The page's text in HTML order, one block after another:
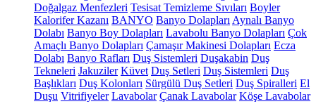
Doğalgaz Menfezleri Tesisat Temizleme Sıvıları Boyler
Kalorifer Kazanı BANYO Banyo Dolapları Aynalı Banyo
Dolabı Banyo Boy Dolapları Lavabolu Banyo Dolapları Çok
Amaçlı Banyo Dolapları Çamaşır Makinesi Dolapları Ecza
Dolabı Banyo Rafları Duş Sistemleri Duşakabin Duş
Tekneleri Jakuziler Küvet Duş Setleri Duş Sistemleri Duş
Başlıkları Duş Kolonları Sürgülü Duş Setleri Duş Spiralleri El
Duşu Vitrifiyeler Lavabolar Çanak Lavabolar Köşe Lavabolar